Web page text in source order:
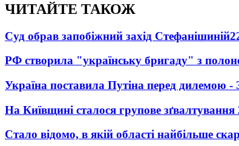
ЧИТАЙТЕ ТАКОЖ
Суд обрав запобіжний захід Стефанішиній
РФ створила "українську бригаду" з
Україна поставила Путіна перед дилемою -
На Київщині сталося групове зґвалтування
Стало відомо, в якій області найбільше